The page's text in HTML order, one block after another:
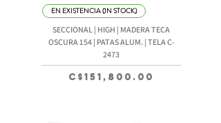
EN EXISTENCIA (IN STOCK)
SECCIONAL | HIGH | MADERA TECA
OSCURA 154 | PATAS ALUM. | TELA C-
2473
Precio
C$151,800.00